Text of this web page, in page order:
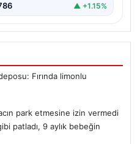
▲ +1.15%
Fırında limonlu
park etmesine izin vermedi
patladı, 9 aylık bebeğin